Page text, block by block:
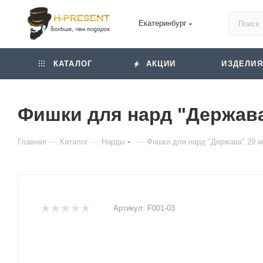
Екатеринбург
КАТАЛОГ АКЦИИ
Фишки для нард
Главная — Каталог — Нарды — Фишки для нард "Держава" 29
Артикул: F001-03